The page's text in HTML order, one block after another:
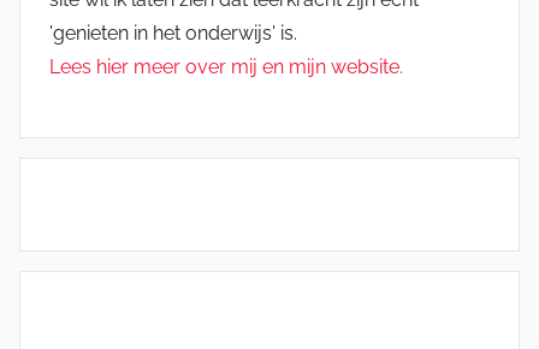
'genieten in het onderwijs' is.
Lees hier meer over mij en mijn website.